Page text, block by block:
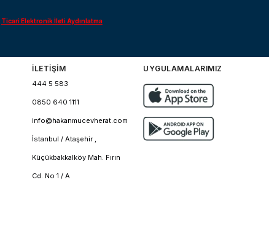
Ticari Elektronik İleti Aydınlatma
İLETİŞİM
444 5 583
0850 640 1111
info@hakanmucevherat.com
İstanbul / Ataşehir ,
Küçükbakkalköy Mah. Fırın
Cd. No 1 / A
UYGULAMALARIMIZ